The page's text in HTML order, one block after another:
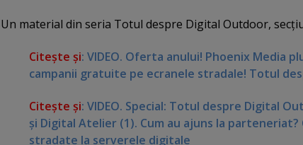
Un material din seria Totul despre Digital Outdoor,
Citeşte şi: VIDEO. Oferta anului! Phoenix Media
campanii gratuite pe ecranele stradale! Totul
Citeşte şi: VIDEO. Special: Totul despre Digital
şi Digital Atelier (1). Cum au ajuns la
stradate la serverele digitale